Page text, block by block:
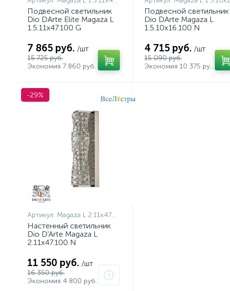
Подвесной светильник
Dio DArte Elite Magaza L
1.5.11x47.100 G
7 865 руб. /шт
15 725 руб.
Экономия 7 860 руб.
Подвесной светильник
Dio DArte Magaza L
1.5.10x16.100 N
4 715 руб. /шт
15 090 руб.
Экономия 10 375 руб.
-29%
Артикул: Magaza L 2.11x47.100 N
Настенный светильник
Dio D'Arte Magaza L
2.11x47.100 N
11 550 руб. /шт
16 350 руб.
Экономия 4 800 руб.